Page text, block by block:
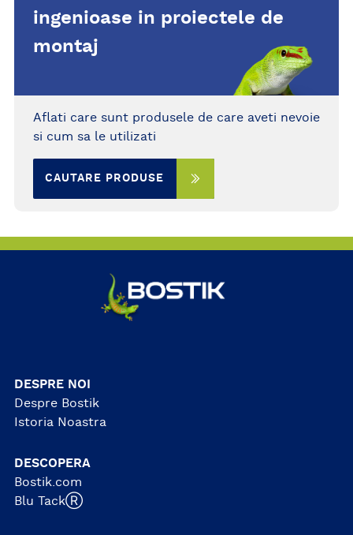
ingenioase in proiectele de
montaj
Aflati care sunt produsele de care aveti nevoie
si cum sa le utilizati
CAUTARE PRODUSE
DESPRE NOI
Despre Bostik
Istoria Noastra
DESCOPERA
Bostik.com
Blu TackⓇ